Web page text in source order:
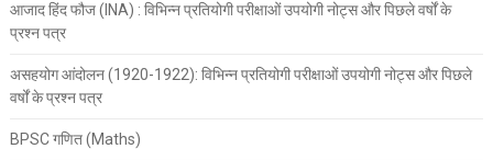
आजाद हिंद फौज (INA) : विभिन्न प्रतियोगी परीक्षाओं उपयोगी नोट्स और पिछले वर्षों के
प्रश्न पत्र
असहयोग आंदोलन (1920-1922): विभिन्न प्रतियोगी परीक्षाओं उपयोगी नोट्स और पिछले
वर्षों के प्रश्न पत्र
BPSC गणित (Maths)